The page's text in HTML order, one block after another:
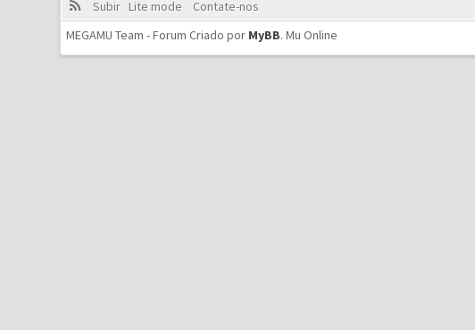
Subir Lite mode
Contate-nos
MEGAMU Team - Forum Criado por MyBB.Mu Online